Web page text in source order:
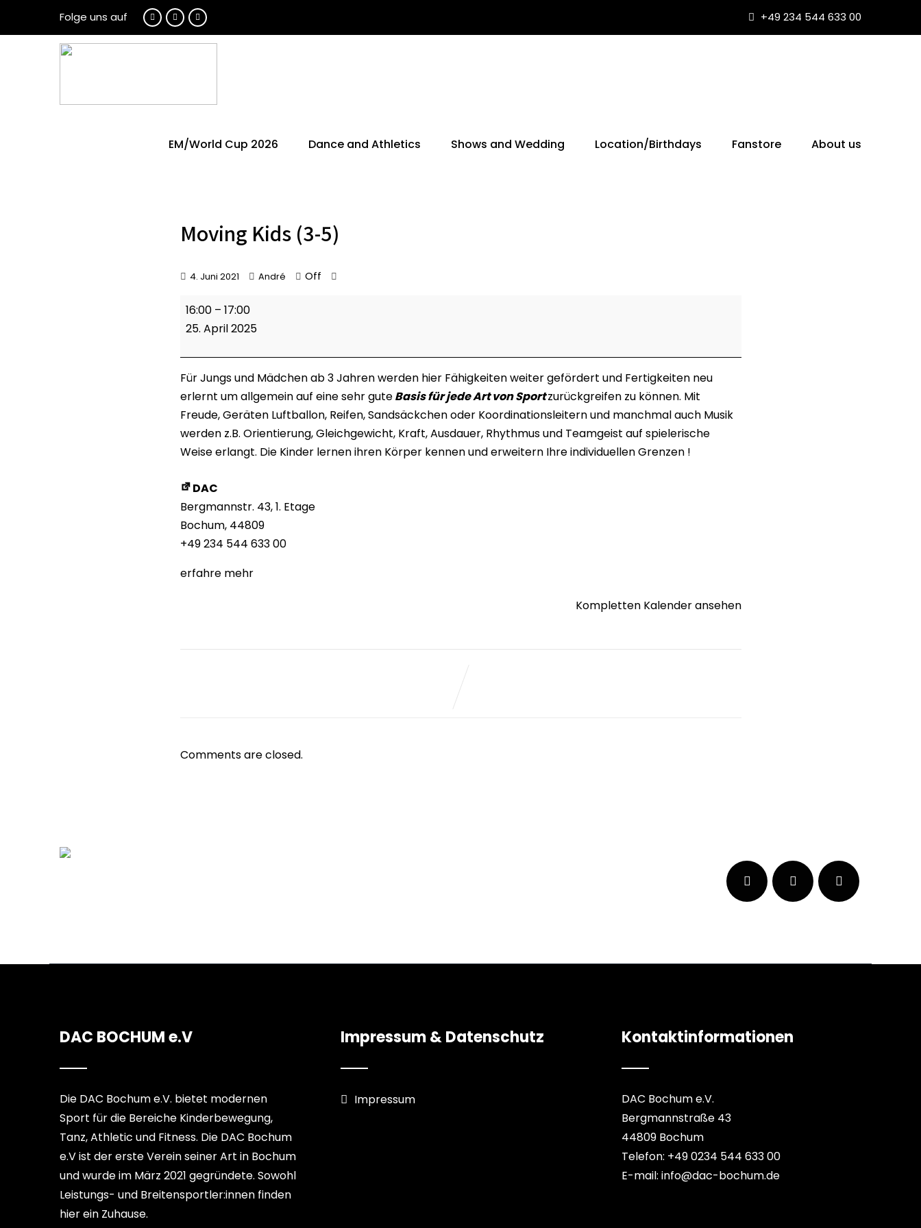
Folge uns auf +49 234 544 633 00
EM/World Cup 2026 Dance and Athletics Shows and Wedding Location/Birthdays Fanstore About us
Moving Kids (3-5)
4. Juni 2021 André Off
Moving
Kids
5)
16:00 – 17:00
25. April 2025
Für Jungs und Mädchen ab 3 Jahren werden hier Fähigkeiten weiter gefördert und Fertigkeiten neu
erlernt um allgemein auf eine sehr guteBasis für jede Art von Sportzurückgreifen zu können. Mit
Freude, Geräten Luftballon, Reifen, Sandsäckchen oder Koordinationsleitern und manchmal auch Musik
werden z.B. Orientierung, Gleichgewicht, Kraft, Ausdauer, Rhythmus und Teamgeist auf spielerische
Weise erlangt. Die Kinder lernen ihren Körper kennen und erweitern Ihre individuellen Grenzen !
DAC
Bergmannstr. 43 1. Etage
Bochum, 44809
+49 234 544 633 00
erfahre mehr
Kompletten Kalender ansehen
Comments are closed.
DAC BOCHUM e.V
Die DAC Bochum e.V. bietet modernen
Sport für die Bereiche Kinderbewegung,
Tanz, Athletic und Fitness. Die DAC Bochum
e.V ist der erste Verein seiner Art in Bochum
und wurde im März 2021 gegründete. Sowohl
Leistungs- und Breitensportler:innen finden
hier ein Zuhause.
Impressum & Datenschutz
Impressum
Kontaktinformationen
DAC Bochum e.V.
Bergmannstraße 43
44809 Bochum
Telefon: +49 0234 544 633 00
E-mail: info@dac-bochum.de